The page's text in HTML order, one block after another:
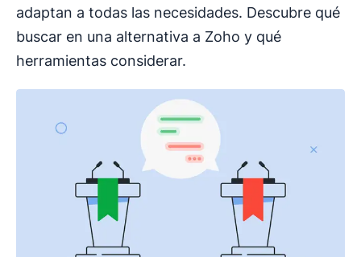
adaptan a todas las necesidades. Descubre qué
buscar en una alternativa a Zoho y qué
herramientas considerar.